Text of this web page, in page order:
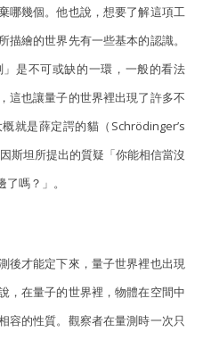
哪幾個。他也說，想要了解這項工
繪的世界先有一些基本的認識。
是不可或缺的一環，一般的看法
這也讓量子的世界裡出現了許多不
就是薛定諤的貓（Schrödinger’s
斯坦所提出的質疑「你能相信當沒
嗎？」。
後才能定下來，量子世界裡也出現
，在量子的世界裡，物體在空間中
容的性質。觀察者在量測時一次只